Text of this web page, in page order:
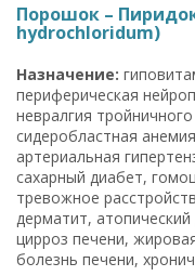
Порошок –
hydrochloridum)
Назначение:
периферическая
невралгия
сидеробластная
артериальная
сахарный диабет,
тревожное
дерматит,
цирроз печени,
болезнь печени,